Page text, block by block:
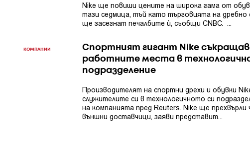
Nike ще повиши цените на широка гама от
тази седмица, тъй като търговията на
ще засегнат печалбите ѝ, съобщи CNBC. ...
КОМПАНИИ
Спортният гигант Nike
работните места в
подразделение
Производителят на спортни дрехи и обувки
служителите си в технологичното си
на компанията пред Reuters. Nike ще
външни доставчици, заяви представит...